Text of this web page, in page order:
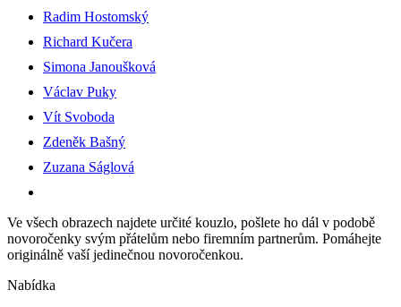
Radim Hostomský
Richard Kučera
Simona Janoušková
Václav Puky
Vít Svoboda
Zdeněk Bašný
Zuzana Ságlová
Ve všech obrazech najdete určité kouzlo, pošlete ho dál v podobě
novoročenky svým přátelům nebo firemním partnerům. Pomáhejte
originálně vaší jedinečnou novoročenkou.
Nabídka